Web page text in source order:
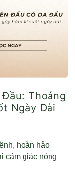
Thoáng
Ngày Dài
hoàn hảo
cảm giác nóng